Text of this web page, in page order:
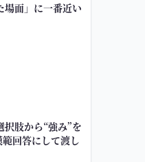
場面」に一番近い
肢から“強み”を
回答にして渡し